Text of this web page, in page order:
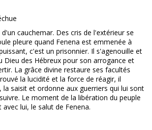
cauchemar. Des cris de l'extérieur se
pleure quand Fenena est emmenée à
c'est un prisonnier. Il s'agenouille et
Dieu des Hébreux pour son arrogance et
La grâce divine restaure ses facultés
la lucidité et la force de réagir, il
la saisit et ordonne aux guerriers qui lui sont
Le moment de la libération du peuple
lui, le salut de Fenena.